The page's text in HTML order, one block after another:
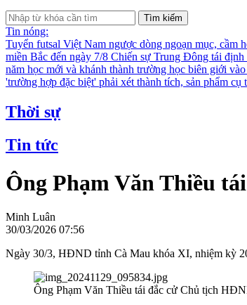
Tìm kiếm
Tin nóng:
Tuyển futsal Việt Nam ngược dòng ngoạn mục, cầm
miền Bắc đến ngày 7/8 Chiến sự Trung Đông tái định
năm học mới và khánh thành trường học biên giới
'trường hợp đặc biệt' phải xét thành tích, sản phẩm cụ
Thời sự
Tin tức
Ông Phạm Văn Thiều
Minh Luân
30/03/2026 07:56
Ngày 30/3, HĐND tỉnh Cà Mau khóa XI, nhiệm kỳ
Ông Phạm Văn Thiều tái đắc cử Chủ tịch